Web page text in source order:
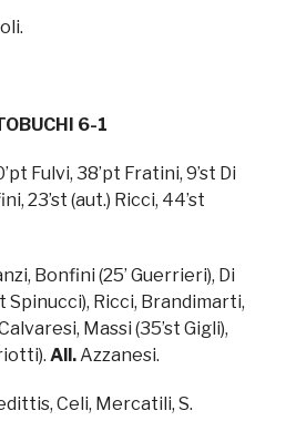
6-1
Fulvi, 38’pt Fratini, 9’st Di
23’st (aut.) Ricci, 44’st
Bonfini (25’ Guerrieri), Di
Spinucci), Ricci, Brandimarti,
Massi (35’st Gigli),
All. Azzanesi.
Celi, Mercatili, S.